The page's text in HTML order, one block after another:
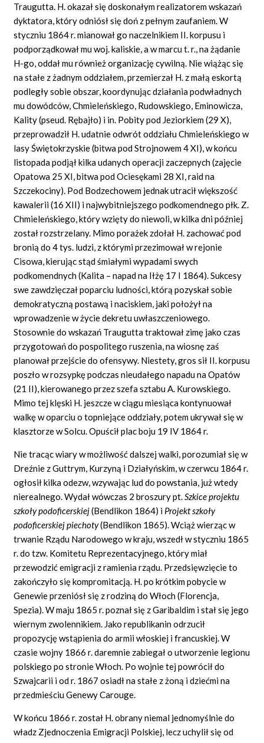
Traugutta. H. okazał się doskonałym realizatorem wskazań
dyktatora, który odniósł się doń z pełnym zaufaniem. W
styczniu 1864 r. mianował go naczelnikiem II. korpusu i
podporządkował mu woj. kaliskie, a w marcu t. r., na żądanie
H-go, oddał mu również organizację cywilną. Nie wiążąc się
na stałe z żadnym oddziałem, przemierzał H. z małą eskortą
podległy sobie obszar, koordynując działania podwładnych
mu dowódców, Chmieleńskiego, Rudowskiego, Eminowicza,
Kality (pseud. Rębajło) i in. Pobity pod Jeziorkiem (29 X),
przeprowadził H. udatnie odwrót oddziału Chmieleńskiego w
lasy Świętokrzyskie (bitwa pod Strojnowem 4 XI), w końcu
listopada podjął kilka udanych operacji zaczepnych (zajęcie
Opatowa 25 XI, bitwa pod Ociesękami 28 XI, raid na
Szczekociny). Pod Bodzechowem jednak utracił większość
kawalerii (16 XII) i najwybitniejszego podkomendnego płk. Z.
Chmieleńskiego, który wzięty do niewoli, w kilka dni później
został rozstrzelany. Mimo porażek zdołał H. zachować pod
bronią do 4 tys. ludzi, z którymi przezimował w rejonie
Cisowa, kierując stąd śmiałymi wypadami swych
podkomendnych (Kalita – napad na Iłżę 17 I 1864). Sukcesy
swe zawdzięczał poparciu ludności, którą pozyskał sobie
demokratyczną postawą i naciskiem, jaki położył na
wprowadzenie w życie dekretu uwłaszczeniowego.
Stosownie do wskazań Traugutta traktował zimę jako czas
przygotowań do pospolitego ruszenia, na wiosnę zaś
planował przejście do ofensywy. Niestety, gros sił II. korpusu
poszło w rozsypkę podczas nieudałego napadu na Opatów
(21 II), kierowanego przez szefa sztabu A. Kurowskiego.
Mimo tej klęski H. jeszcze w ciągu miesiąca kontynuował
walkę w oparciu o topniejące oddziały, potem ukrywał się w
klasztorze w Solcu. Opuścił plac boju 19 IV 1864 r.
Nie tracąc wiary w możliwość dalszej walki, porozumiał się w
Dreźnie z Guttrym, Kurzyną i Działyńskim, w czerwcu 1864 r.
ogłosił kilka odezw, wzywając lud do powstania, już wtedy
nierealnego. Wydał wówczas 2 broszury pt.Szkice projektu
szkoły podoficerskiej(Bendlikon 1864) i Projekt szkoły
podoficerskiej piechoty(Bendlikon 1865). Wciąż wierząc w
trwanie Rządu Narodowego w kraju, wszedł w styczniu 1865
r. do tzw. Komitetu Reprezentacyjnego, który miał
przewodzić emigracji z ramienia rządu. Przedsięwzięcie to
zakończyło się kompromitacją. H. po krótkim pobycie w
Genewie przeniósł się z rodziną do Włoch (Florencja,
Spezia). W maju 1865 r. poznał się z Garibaldim i stał się jego
wiernym zwolennikiem. Jako republikanin odrzucił
propozycję wstąpienia do armii włoskiej i francuskiej. W
czasie wojny 1866 r. daremnie zabiegał o utworzenie legionu
polskiego po stronie Włoch. Po wojnie tej powrócił do
Szwajcarii i od r. 1867 osiadł na stałe z żoną i dziećmi na
przedmieściu Genewy Carouge.
W końcu 1866 r. został H. obrany niemal jednomyślnie do
władz Zjednoczenia Emigracji Polskiej, lecz uchylił się od